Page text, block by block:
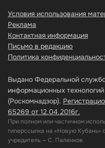
Выдано Федеральной
информационных
(Роскомнадзор).
65269 от 12.04.2016г.
При полном или частичном
гиперссылка на «Новую Кубань»
учредитель — С. Паленков.
Условия использования
Реклама
Контактная информация
Письмо в редакцию
Политика